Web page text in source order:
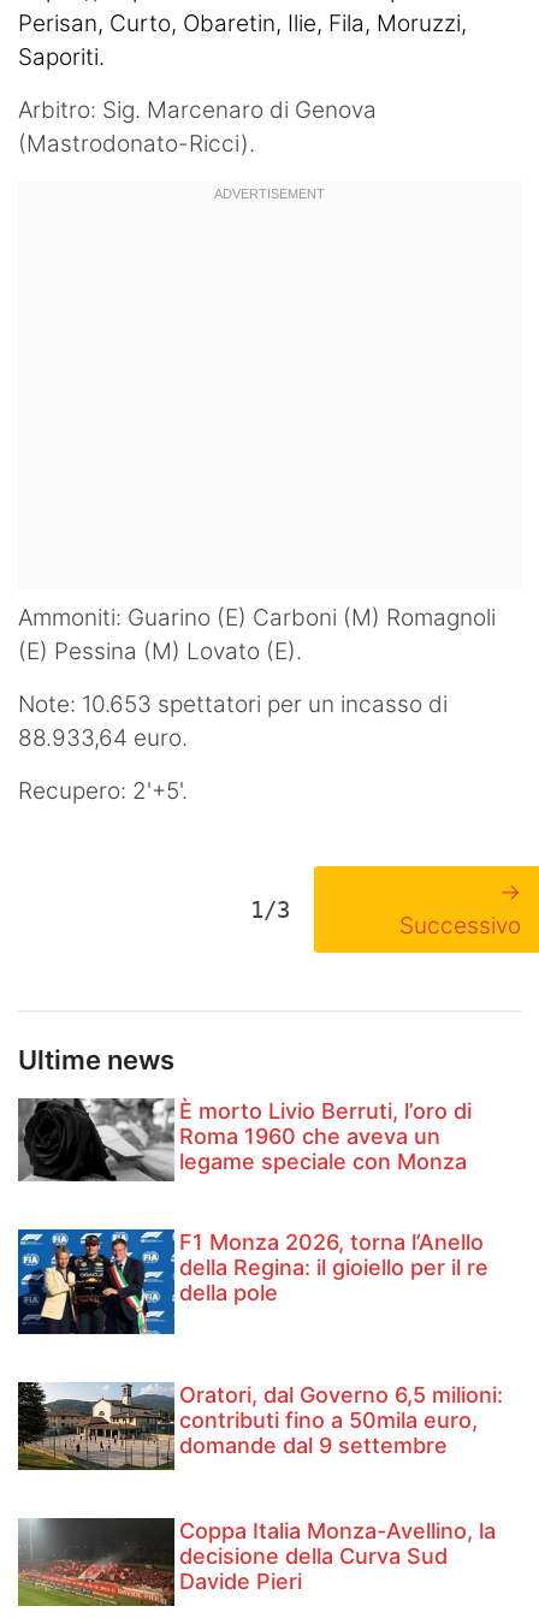
Perisan, Curto, Obaretin, Ilie, Fila, Moruzzi,
Saporiti.
Arbitro: Sig. Marcenaro di Genova
(Mastrodonato-Ricci).
Ammoniti: Guarino (E) Carboni (M) Romagnoli
(E) Pessina (M) Lovato (E).
Note: 10.653 spettatori per un incasso di
88.933,64 euro.
Recupero: 2'+5'.
1/3
→
Successivo
Ultime news
È morto Livio Berruti, l’oro di
Roma 1960 che aveva un
legame speciale con Monza
F1 Monza 2026, torna l’Anello
della Regina: il gioiello per il re
della pole
Oratori, dal Governo 6,5 milioni:
contributi fino a 50mila euro,
domande dal 9 settembre
Coppa Italia Monza-Avellino, la
decisione della Curva Sud
Davide Pieri